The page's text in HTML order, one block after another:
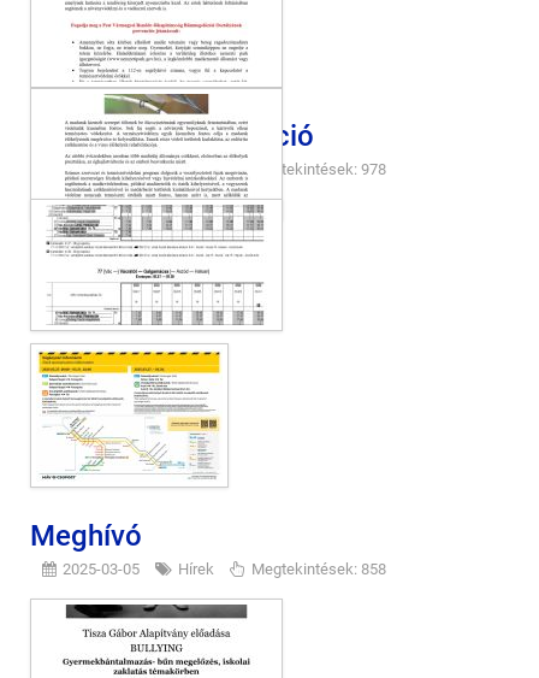
Vágányzár információ
2025-03-12 Hírek Megtekintések: 978
Meghívó
2025-03-05 Hírek Megtekintések: 858